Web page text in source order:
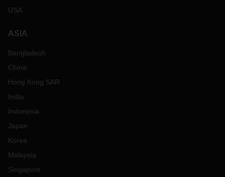
USA
ASIA
Bangladesh
China
Hong Kong SAR
India
Indonesia
Japan
Korea
Malaysia
Singapore